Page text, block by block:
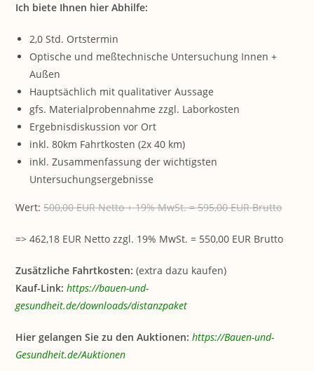
Ich biete Ihnen hier Abhilfe:
2,0 Std. Ortstermin
Optische und meßtechnische Untersuchung Innen +
Außen
Hauptsächlich mit qualitativer Aussage
gfs. Materialprobennahme zzgl. Laborkosten
Ergebnisdiskussion vor Ort
inkl. 80km Fahrtkosten (2x 40 km)
inkl. Zusammenfassung der wichtigsten
Untersuchungsergebnisse
Wert:500,00 EUR Netto + 19% MwSt. = 595,00 EUR Brutto
=> 462,18 EUR Netto zzgl. 19% MwSt. = 550,00 EUR Brutto
Zusätzliche Fahrtkosten: (extra dazu kaufen)
Kauf-Link: https://bauen-und-
gesundheit.de/downloads/distanzpaket
Hier gelangen Sie zu den Auktionen: https://Bauen-und-
Gesundheit.de/Auktionen